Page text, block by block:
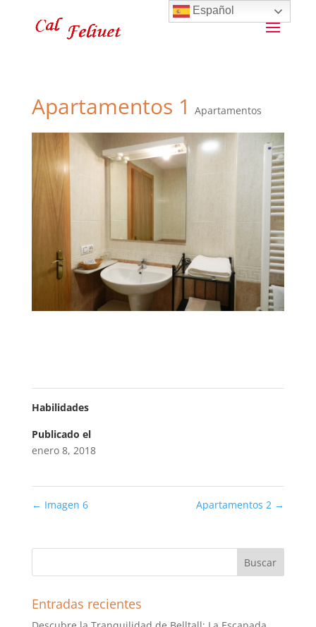
Apartamentos 1 Apartamentos
Habilidades
Publicado el
enero 8, 2018
← Imagen 6 Apartamentos 2 →
Entradas recientes
Español